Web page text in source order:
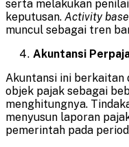
serta melakukan
keputusan. Activity
muncul sebagai tren
Akuntansi
Akuntansi ini berkaitan
objek pajak sebagai
menghitungnya.
menyusun laporan
pemerintah pada